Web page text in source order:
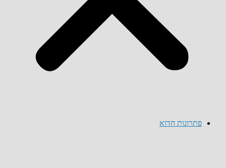
פתרונות חדוא